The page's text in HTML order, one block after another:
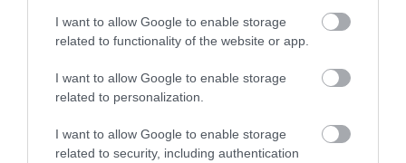
I want to allow Google to enable storage
related to functionality of the website or app.
I want to allow Google to enable storage
related to personalization.
I want to allow Google to enable storage
related to security, including authentication
Összesen 1